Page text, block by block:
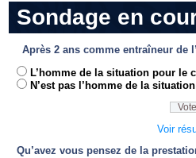
Sondage en
Après 2 ans comme entraîneur de
L’homme de la situation pour le
N’est pas l’homme de la
Voir
Qu’avez vous pensez de la